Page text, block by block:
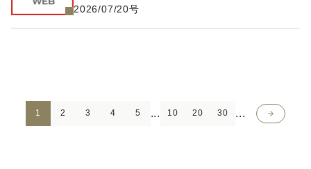
2026/07/20号
1 2 3 4 5 ... 10 20 30 ... >